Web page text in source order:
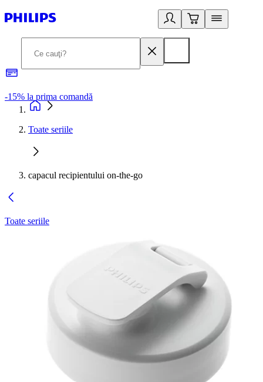
-15% la prima comandă
Toate seriile
capacul recipientului on-the-go
Toate seriile